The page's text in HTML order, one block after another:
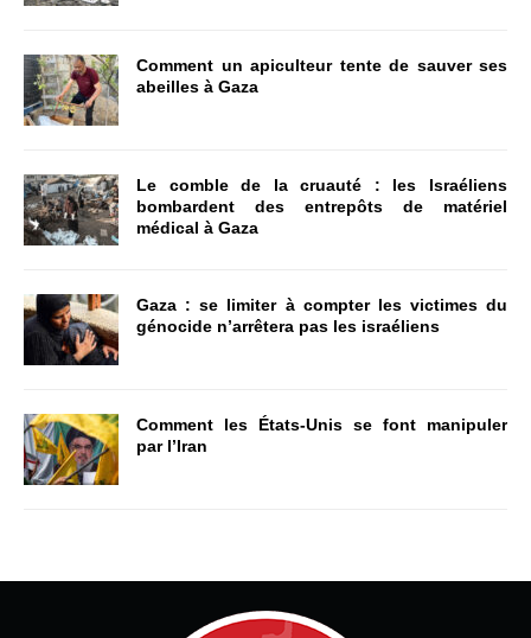
Comment un apiculteur tente de sauver ses
abeilles à Gaza
Le comble de la cruauté : les Israéliens
bombardent des entrepôts de matériel
médical à Gaza
Gaza : se limiter à compter les victimes du
génocide n’arrêtera pas les israéliens
Comment les États-Unis se font manipuler
par l’Iran